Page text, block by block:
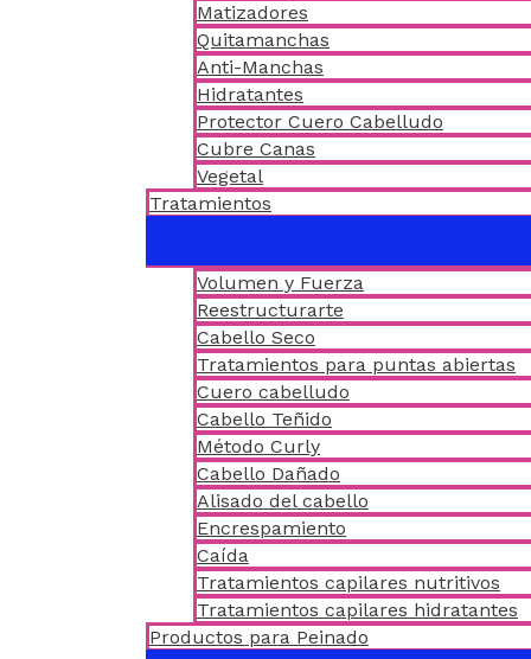
Matizadores
Quitamanchas
Anti-Manchas
Hidratantes
Protector Cuero Cabelludo
Cubre Canas
Vegetal
Tratamientos
Volumen y Fuerza
Reestructurarte
Cabello Seco
Tratamientos para puntas abiertas
Cuero cabelludo
Cabello Teñido
Método Curly
Cabello Dañado
Alisado del cabello
Encrespamiento
Caída
Tratamientos capilares nutritivos
Tratamientos capilares hidratantes
Productos para Peinado